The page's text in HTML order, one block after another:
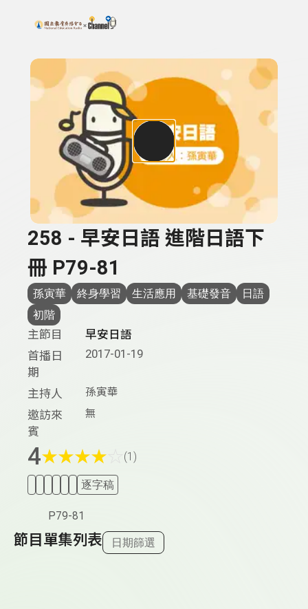
上方功能區塊
搜尋關鍵字：可輸入節目名稱、主持人或關鍵字
258 - 早安日語 進階日語下
冊 P79-81
孫寅華 終身學習 生活應用 基礎發音
日語
初階
主節目
早安日語
首播日
期
2017-01-19
主持人 孫寅華
邀訪來
賓
無
4★★★★ (1)
逐字稿
P79-81
節目單集列表 日期篩選